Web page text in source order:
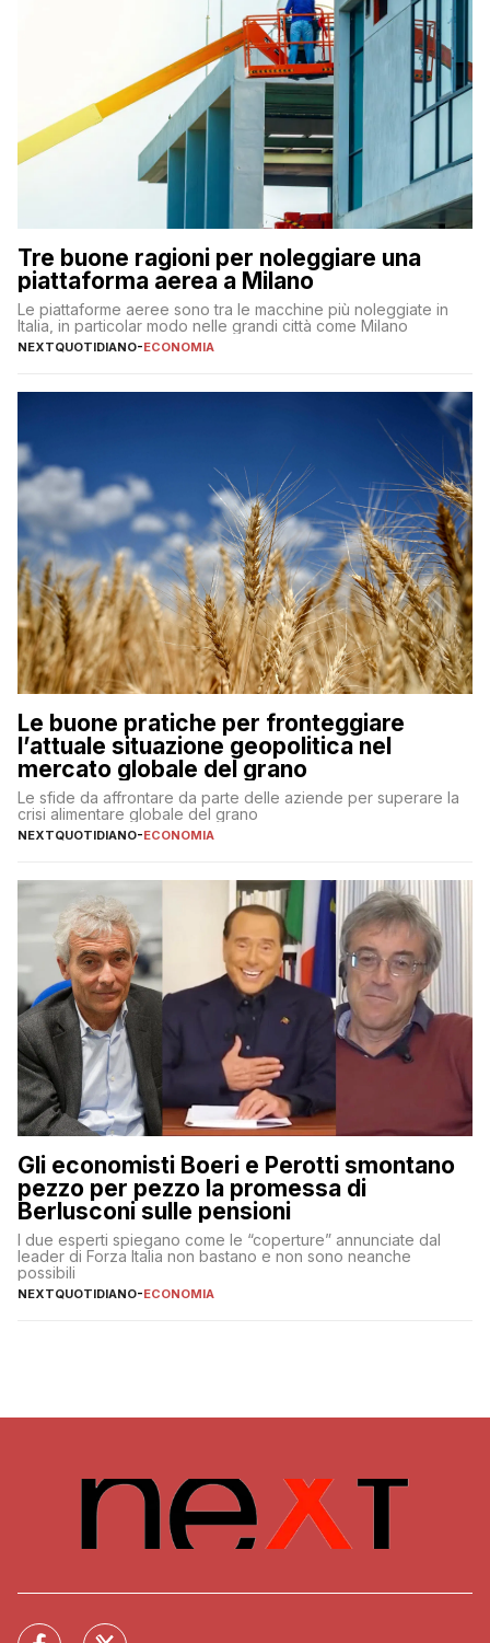
Tre buone ragioni per noleggiare una
piattaforma aerea a Milano
Le piattaforme aeree sono tra le macchine più noleggiate in
Italia, in particolar modo nelle grandi città come Milano
NEXTQUOTIDIANO-ECONOMIA
Le buone pratiche per fronteggiare
l’attuale situazione geopolitica nel
mercato globale del grano
Le sfide da affrontare da parte delle aziende per superare la
crisi alimentare globale del grano
NEXTQUOTIDIANO-ECONOMIA
Gli economisti Boeri e Perotti smontano
pezzo per pezzo la promessa di
Berlusconi sulle pensioni
I due esperti spiegano come le “coperture” annunciate dal
leader di Forza Italia non bastano e non sono neanche
possibili
NEXTQUOTIDIANO-ECONOMIA